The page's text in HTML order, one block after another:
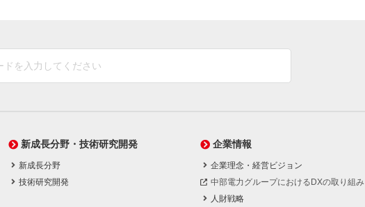
新成長分野・技術研究開発
新成長分野
技術研究開発
企業情報
企業理念・経営ビジョン
中部電力グループにおけるDXの取り組み
人財戦略